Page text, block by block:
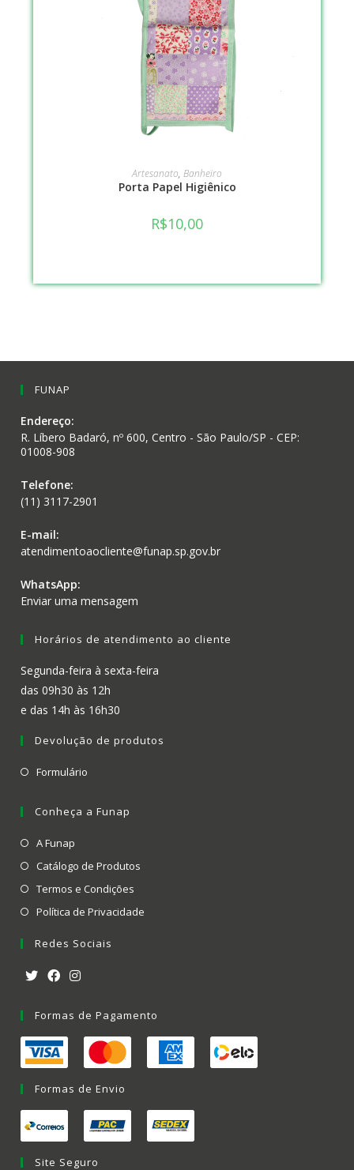
VER OPÇÕES
Artesanato, Banheiro
Porta Papel Higiênico
R$10,00
FUNAP
Endereço:
R. Líbero Badaró, nº 600, Centro - São Paulo/SP - CEP:
01008-908
Telefone:
(11) 3117-2901
E-mail:
atendimentoaocliente@funap.sp.gov.br
WhatsApp:
Enviar uma mensagem
Horários de atendimento ao cliente
Segunda-feira à sexta-feira
das 09h30 às 12h
e das 14h às 16h30
Devolução de produtos
Formulário
Conheça a Funap
A Funap
Catálogo de Produtos
Termos e Condições
Política de Privacidade
Redes Sociais
Formas de Pagamento
Formas de Envio
Site Seguro